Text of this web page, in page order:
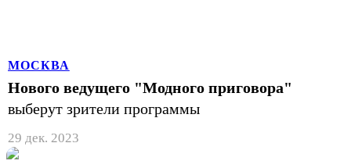
МОСКВА
Нового ведущего "Модного приговора"
выберут зрители программы
29 дек. 2023